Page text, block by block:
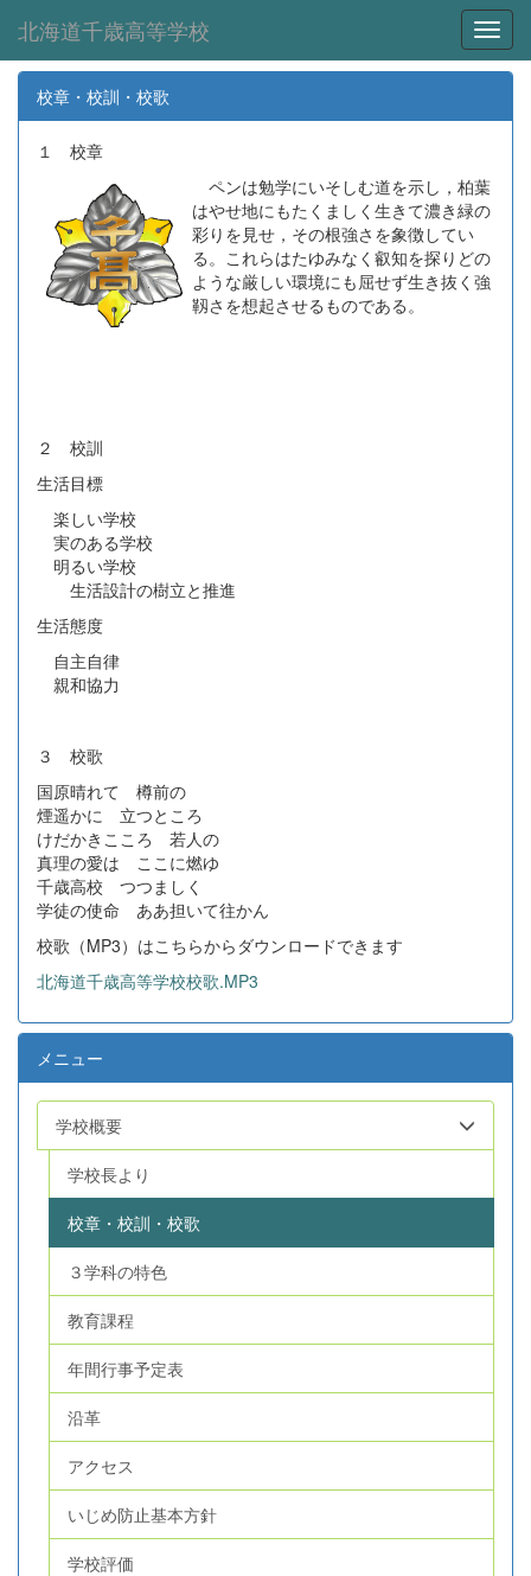
北海道千歳高等学校
校章・校訓・校歌
１ 校章
ペンは勉学にいそしむ道を示し，柏葉
はやせ地にもたくましく生きて濃き緑の
彩りを見せ，その根強さを象徴してい
る。これらはたゆみなく叡知を探りどの
ような厳しい環境にも屈せず生き抜く強
靱さを想起させるものである。
２ 校訓
生活目標
楽しい学校
実のある学校
明るい学校
生活設計の樹立と推進
生活態度
自主自律
親和協力
３ 校歌
国原晴れて 樽前の
煙遥かに 立つところ
けだかきこころ 若人の
真理の愛は ここに燃ゆ
千歳高校 つつましく
学徒の使命 ああ担いて往かん
校歌（MP3）はこちらからダウンロードできます
北海道千歳高等学校校歌.MP3
メニュー
学校概要
学校長より
校章・校訓・校歌
３学科の特色
教育課程
年間行事予定表
沿革
アクセス
いじめ防止基本方針
学校評価